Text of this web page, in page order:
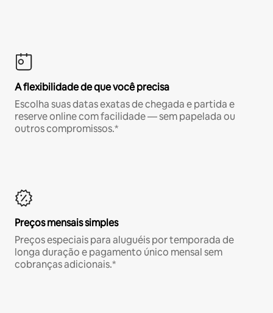
A flexibilidade de que você precisa
Escolha suas datas exatas de chegada e partida e
reserve online com facilidade — sem papelada ou
outros compromissos.*
Preços mensais simples
Preços especiais para aluguéis por temporada de
longa duração e pagamento único mensal sem
cobranças adicionais.*